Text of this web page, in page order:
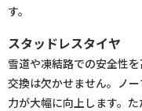
す。
スタッドレスタイヤ
雪道や凍結路での安全性
交換は欠かせません。ノ
力が大幅に向上します。